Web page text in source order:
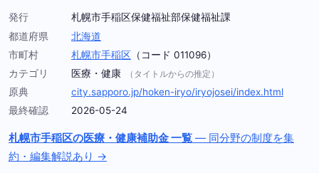
発行
札幌市手稲区保健福祉部保健福祉課
都道府県
北海道
市町村
札幌市手稲区 （コード 011096）
カテゴリ
医療・健康 （タイトルからの推定）
原典
city.sapporo.jp/hoken-iryo/iryojosei/index.html
最終確認
2026-05-24
札幌市手稲区の医療・健康補助金 一覧 — 同分野の制度を集
約・編集解説あり →